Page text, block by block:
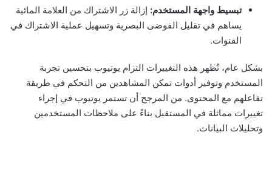
تبسيط واجهة المستخدم: إزالة زر الاشتراك من العلامة المائية
يساهم في تقليل الفوضى البصرية وتسهيل عملية الاشتراك في
القنوات.
بشكل عام، تُظهر هذه التغييرات التزام يوتيوب بتحسين تجربة
المستخدم وتوفير أدوات تمكن المشاهدين من التحكم في طريقة
تفاعلهم مع المحتوى. من المرجح أن تستمر يوتيوب في إجراء
تغييرات مماثلة في المستقبل بناءً على ملاحظات المستخدمين
وتحليلات البيانات.